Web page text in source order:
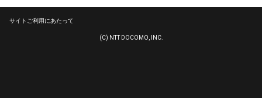
サイトご利用にあたって
(C) NTT DOCOMO, INC.